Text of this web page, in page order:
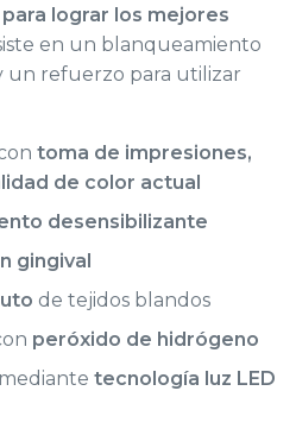
lograr los mejores
en un blanqueamiento
un refuerzo para utilizar
toma de impresiones,
de color actual
desensibilizante
gingival
de tejidos blandos
peróxido de hidrógeno
tecnología luz LED